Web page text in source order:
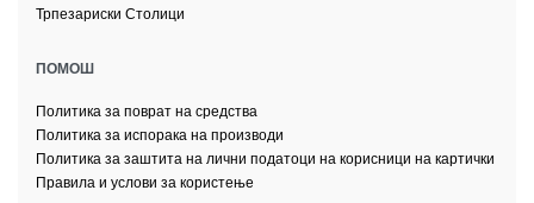
Трпезариски Столици
ПОМОШ
Политика за поврат на средства
Политика за испорака на производи
Политика за заштита на лични податоци на корисници на картички
Правила и услови за користење